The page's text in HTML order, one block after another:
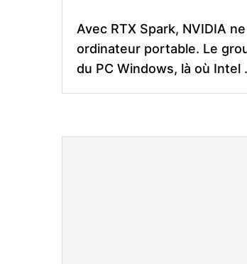
Avec RTX Spark, NVIDIA
ordinateur portable. Le
du PC Windows, là où Intel